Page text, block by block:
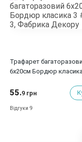
Трафарет
6x20см Бордюр
55.9 грн
Відгуки 9